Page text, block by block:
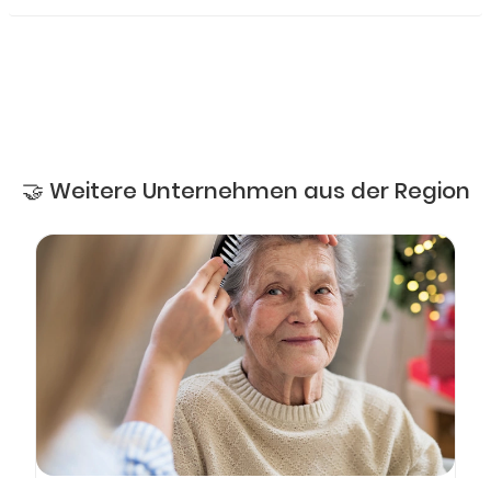
🤝 Weitere Unternehmen aus der Region